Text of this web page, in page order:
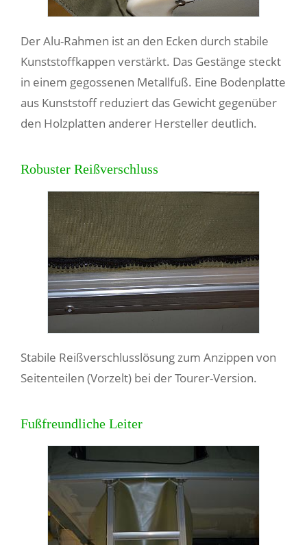
Der Alu-Rahmen ist an den Ecken durch stabile
Kunststoffkappen verstärkt. Das Gestänge steckt
in einem gegossenen Metallfuß. Eine Bodenplatte
aus Kunststoff reduziert das Gewicht gegenüber
den Holzplatten anderer Hersteller deutlich.
Robuster Reißverschluss
Stabile Reißverschlusslösung zum Anzippen von
Seitenteilen (Vorzelt) bei der Tourer-Version.
Fußfreundliche Leiter